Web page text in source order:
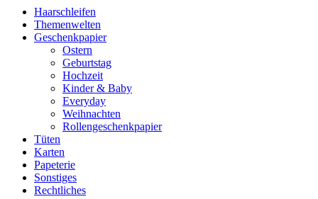
Haarschleifen
Themenwelten
Geschenkpapier
Ostern
Geburtstag
Hochzeit
Kinder & Baby
Everyday
Weihnachten
Rollengeschenkpapier
Tüten
Karten
Papeterie
Sonstiges
Rechtliches